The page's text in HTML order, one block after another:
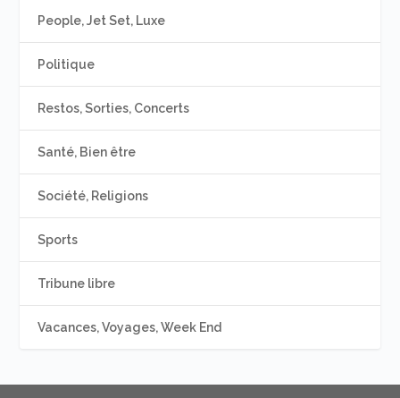
People, Jet Set, Luxe
Politique
Restos, Sorties, Concerts
Santé, Bien être
Société, Religions
Sports
Tribune libre
Vacances, Voyages, Week End